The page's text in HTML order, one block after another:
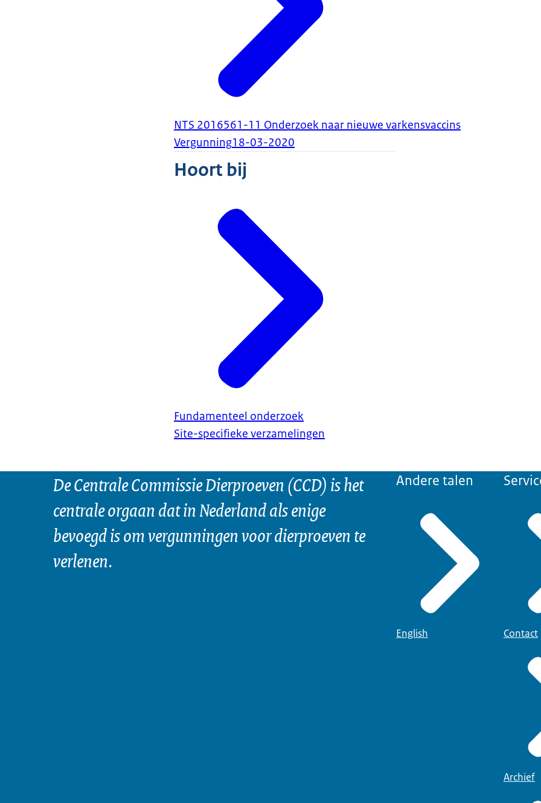
NTS 2016561-11 Onderzoek naar nieuwe varkensvaccins
Vergunning18-03-2020
Hoort bij
Fundamenteel onderzoek
Site-specifieke verzamelingen
De Centrale Commissie Dierproeven (CCD) is het
centrale orgaan dat in Nederland als enige
bevoegd is om vergunningen voor dierproeven te
verlenen.
Andere talen
English Contact
Archief